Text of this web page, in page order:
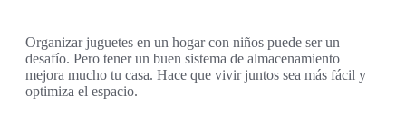
Organizar juguetes en un hogar con niños puede ser un
desafío. Pero tener un buen sistema de almacenamiento
mejora mucho tu casa. Hace que vivir juntos sea más fácil y
optimiza el espacio.